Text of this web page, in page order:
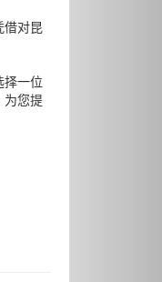
借对昆
择一位
为您提